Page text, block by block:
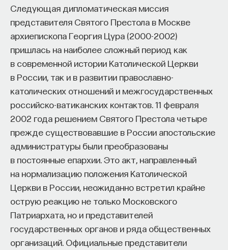
Следующая дипломатическая миссия
представителя Святого Престола в Москве
архиепископа Георгия Цура (2000-2002)
пришлась на наиболее сложный период как
в современной истории Католической Церкви
в России, так и в развитии православно-
католических отношений и межгосударственных
российско-ватиканских контактов. 11 февраля
2002 года решением Святого Престола четыре
прежде существовавшие в России апостольские
администратуры были преобразованы
в постоянные епархии. Это акт, направленный
на нормализацию положения Католической
Церкви в России, неожиданно встретил крайне
острую реакцию не только Московского
Патриархата, но и представителей
государственных органов и ряда общественных
организаций. Официальные представители